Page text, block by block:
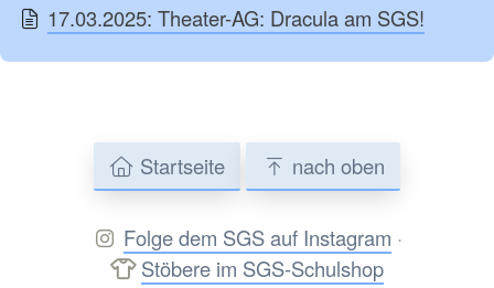
17.03.2025: Theater-AG: Dracula am SGS!
Startseite nach oben
Folge dem SGS auf Instagram ·
Stöbere im SGS-Schulshop